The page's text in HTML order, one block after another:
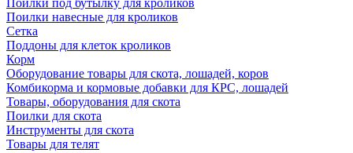
Поилки под бутылку для кроликов
Поилки навесные для кроликов
Сетка
Поддоны для клеток кроликов
Корм
Оборудование товары для скота, лошадей, коров
Комбикорма и кормовые добавки для КРС, лошадей
Товары, оборудования для скота
Поилки для скота
Инструменты для скота
Товары для телят